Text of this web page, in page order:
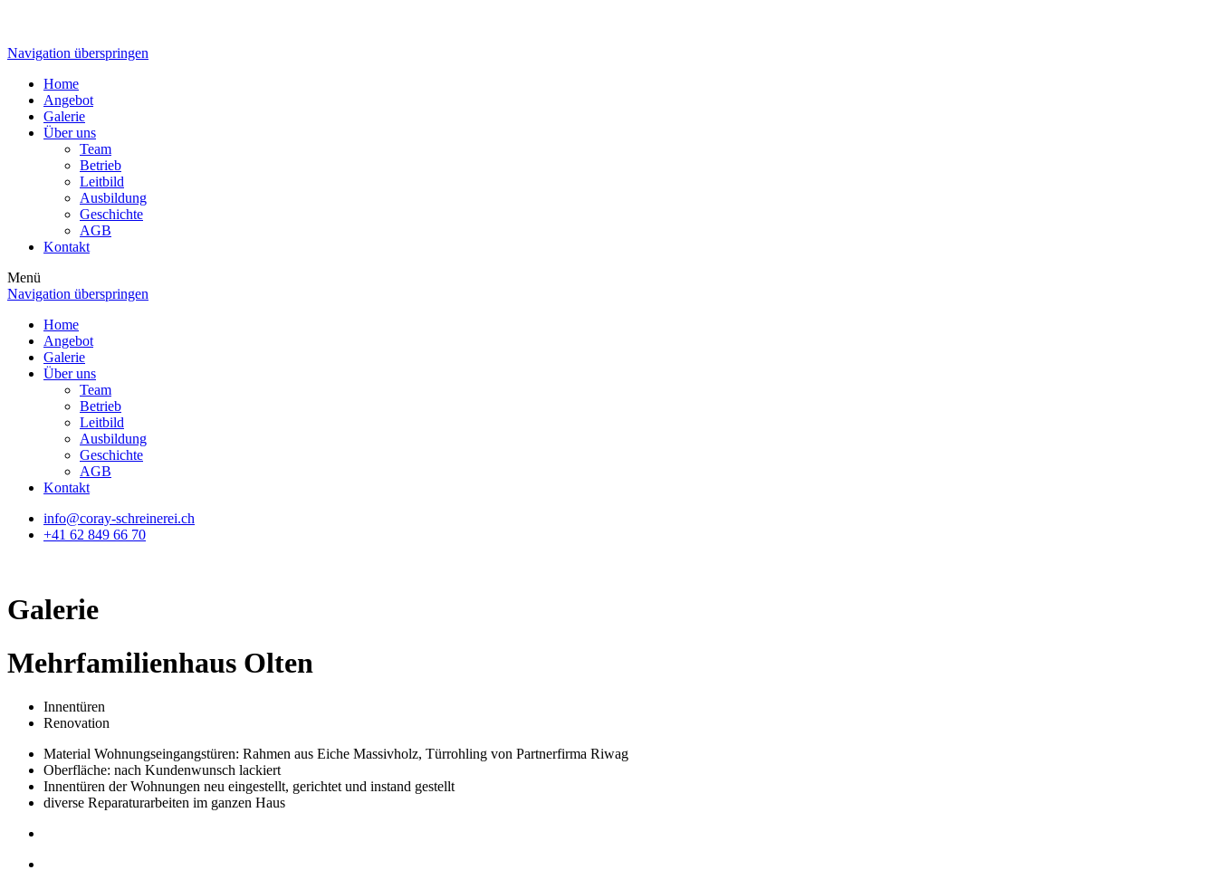
Navigation überspringen
Home
Angebot
Galerie
Über uns
Team
Betrieb
Leitbild
Ausbildung
Geschichte
AGB
Kontakt
Menü
Navigation überspringen
Home
Angebot
Galerie
Über uns
Team
Betrieb
Leitbild
Ausbildung
Geschichte
AGB
Kontakt
info@coray-schreinerei.ch
+41 62 849 66 70
Galerie
Mehrfamilienhaus Olten
Innentüren
Renovation
Material Wohnungseingangstüren: Rahmen aus Eiche Massivholz, Türrohling von Partnerfirma Riwag
Oberfläche: nach Kundenwunsch lackiert
Innentüren der Wohnungen neu eingestellt, gerichtet und instand gestellt
diverse Reparaturarbeiten im ganzen Haus